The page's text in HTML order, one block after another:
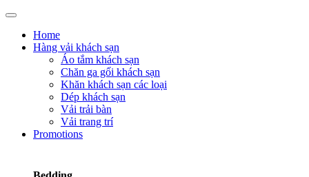
Home
Hàng vải khách sạn
Áo tắm khách sạn
Chăn ga gối khách sạn
Khăn khách sạn các loại
Dép khách sạn
Vải trải bàn
Vải trang trí
Promotions